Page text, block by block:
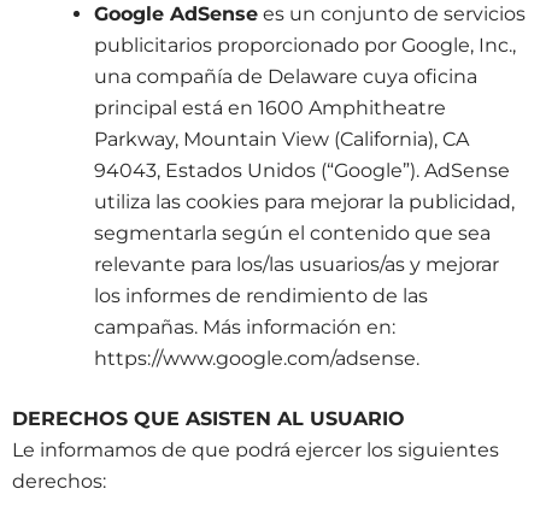
Google AdSense es un conjunto de servicios
publicitarios proporcionado por Google, Inc.,
una compañía de Delaware cuya oficina
principal está en 1600 Amphitheatre
Parkway, Mountain View (California), CA
94043, Estados Unidos (“Google”). AdSense
utiliza las cookies para mejorar la publicidad,
segmentarla según el contenido que sea
relevante para los/las usuarios/as y mejorar
los informes de rendimiento de las
campañas. Más información en:
https://www.google.com/adsense.
DERECHOS QUE ASISTEN AL USUARIO
Le informamos de que podrá ejercer los siguientes
derechos: